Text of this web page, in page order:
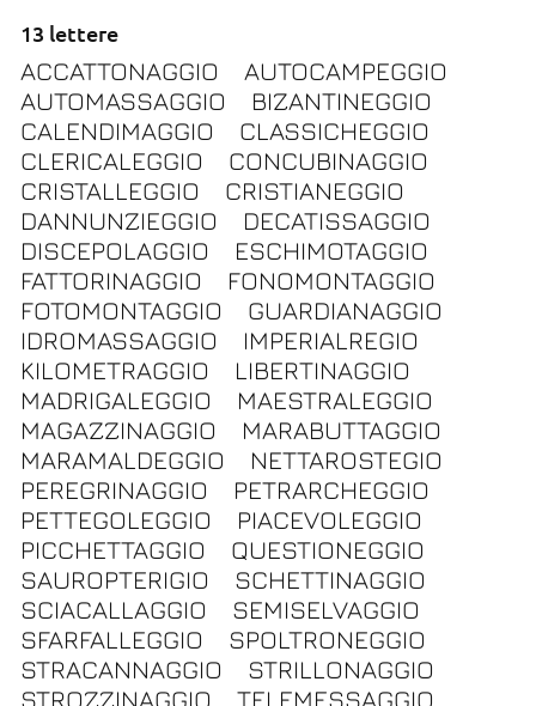
13 lettere
ACCATTONAGGIO
AUTOCAMPEGGIO
AUTOMASSAGGIO
BIZANTINEGGIO
CALENDIMAGGIO
CLASSICHEGGIO
CLERICALEGGIO
CONCUBINAGGIO
CRISTALLEGGIO
CRISTIANEGGIO
DANNUNZIEGGIO
DECATISSAGGIO
DISCEPOLAGGIO
ESCHIMOTAGGIO
FATTORINAGGIO
FONOMONTAGGIO
FOTOMONTAGGIO
GUARDIANAGGIO
IDROMASSAGGIO
IMPERIALREGIO
KILOMETRAGGIO
LIBERTINAGGIO
MADRIGALEGGIO
MAESTRALEGGIO
MAGAZZINAGGIO
MARABUTTAGGIO
MARAMALDEGGIO
NETTAROSTEGIO
PEREGRINAGGIO
PETRARCHEGGIO
PETTEGOLEGGIO
PIACEVOLEGGIO
PICCHETTAGGIO
QUESTIONEGGIO
SAUROPTERIGIO
SCHETTINAGGIO
SCIACALLAGGIO
SEMISELVAGGIO
SFARFALLEGGIO
SPOLTRONEGGIO
STRACANNAGGIO
STRILLONAGGIO
STROZZINAGGIO
TELEMESSAGGIO